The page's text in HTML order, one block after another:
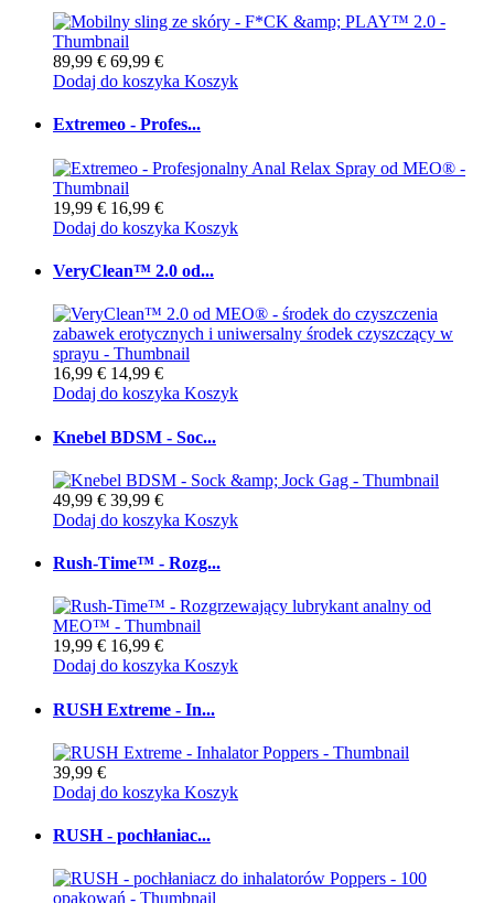
89,99 € 69,99 €
Dodaj do koszyka Koszyk
Extremeo - Profes...
19,99 € 16,99 €
Dodaj do koszyka Koszyk
VeryClean™ 2.0 od...
16,99 € 14,99 €
Dodaj do koszyka Koszyk
Knebel BDSM - Soc...
49,99 € 39,99 €
Dodaj do koszyka Koszyk
Rush-Time™ - Rozg...
19,99 € 16,99 €
Dodaj do koszyka Koszyk
RUSH Extreme - In...
39,99 €
Dodaj do koszyka Koszyk
RUSH - pochłaniac...